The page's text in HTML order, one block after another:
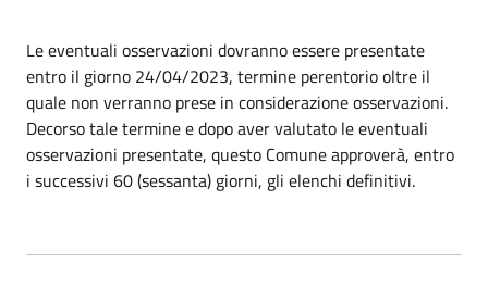
Le eventuali osservazioni dovranno essere presentate
entro il giorno 24/04/2023, termine perentorio oltre il
quale non verranno prese in considerazione osservazioni.
Decorso tale termine e dopo aver valutato le eventuali
osservazioni presentate, questo Comune approverà, entro
i successivi 60 (sessanta) giorni, gli elenchi definitivi.